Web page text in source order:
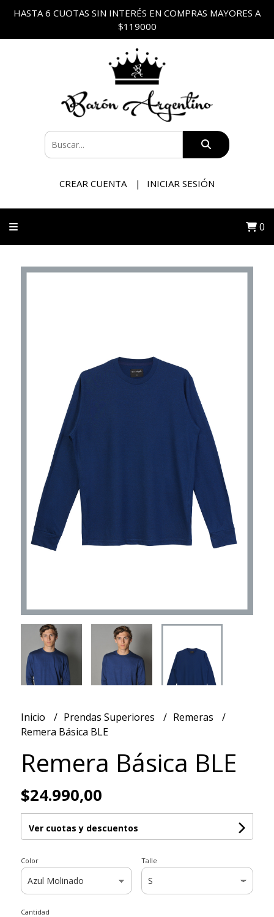
HASTA 6 CUOTAS SIN INTERÉS EN COMPRAS MAYORES A
$119000
CREAR CUENTA INICIAR SESIÓN
0
Inicio Prendas Superiores
Remeras
Remera Básica BLE
Remera Básica BLE
$24.990,00
Ver cuotas y descuentos
Color Talle
Cantidad